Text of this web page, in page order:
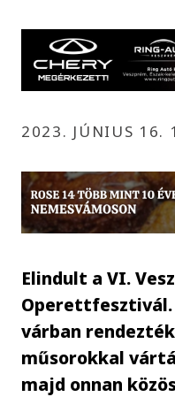
2023. JÚNIUS 16.
Elindult a VI.
Operettfesztivál.
várban
műsorokkal
majd onnan